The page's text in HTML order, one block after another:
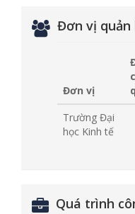
Đơn vị quản
Đơn vị
Trường Đại
học Kinh tế
Quá trình